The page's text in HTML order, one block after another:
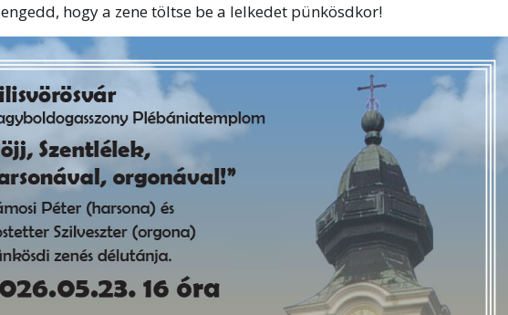
engedd, hogy a zene töltse be a lelkedet pünkösdkor!